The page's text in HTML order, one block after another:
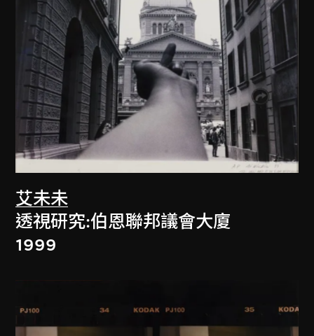
艾未未
透視研究:伯恩聯邦議會大廈
1999